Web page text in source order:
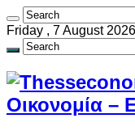
Friday , 7 August 2026
Οικονομία –